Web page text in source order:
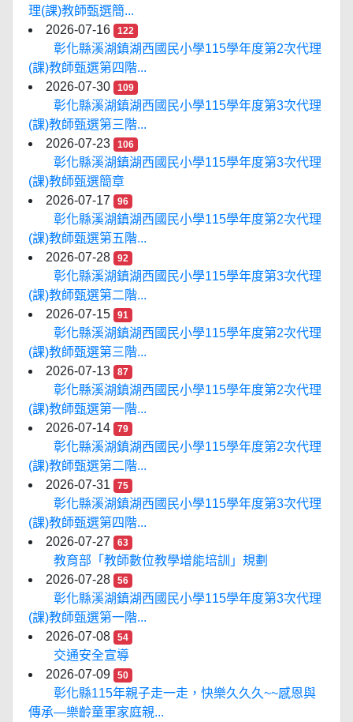
理(課)教師甄選簡...
2026-07-16
122
彰化縣溪湖鎮湖西國民小學115學年度第2次代理
(課)教師甄選第四階...
2026-07-30
109
彰化縣溪湖鎮湖西國民小學115學年度第3次代理
(課)教師甄選第三階...
2026-07-23
106
彰化縣溪湖鎮湖西國民小學115學年度第3次代理
(課)教師甄選簡章
2026-07-17
96
彰化縣溪湖鎮湖西國民小學115學年度第2次代理
(課)教師甄選第五階...
2026-07-28
92
彰化縣溪湖鎮湖西國民小學115學年度第3次代理
(課)教師甄選第二階...
2026-07-15
91
彰化縣溪湖鎮湖西國民小學115學年度第2次代理
(課)教師甄選第三階...
2026-07-13
87
彰化縣溪湖鎮湖西國民小學115學年度第2次代理
(課)教師甄選第一階...
2026-07-14
79
彰化縣溪湖鎮湖西國民小學115學年度第2次代理
(課)教師甄選第二階...
2026-07-31
75
彰化縣溪湖鎮湖西國民小學115學年度第3次代理
(課)教師甄選第四階...
2026-07-27
63
教育部「教師數位教學增能培訓」規劃
2026-07-28
56
彰化縣溪湖鎮湖西國民小學115學年度第3次代理
(課)教師甄選第一階...
2026-07-08
54
交通安全宣導
2026-07-09
50
彰化縣115年親子走一走，快樂久久久~~感恩與
傳承—樂齡童軍家庭親...